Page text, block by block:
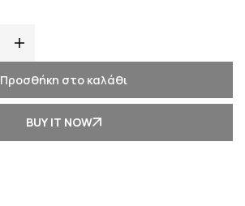
Προσθήκη στο καλάθι
BUY IT NOW